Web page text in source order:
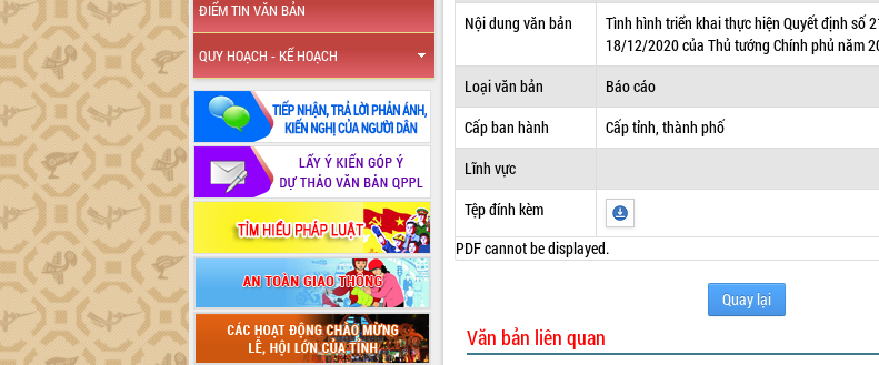
ĐIỂM TIN VĂN BẢN
QUY HOẠCH - KẾ HOẠCH
Nội dung văn bản
Tình hình triển khai thực hiện Quyết định số
18/12/2020 của Thủ tướng Chính phủ năm
Loại văn bản
Báo cáo
Cấp ban hành
Cấp tỉnh, thành phố
Lĩnh vực
Tệp đính kèm
PDF cannot be displayed.
Quay lại
Văn bản liên quan